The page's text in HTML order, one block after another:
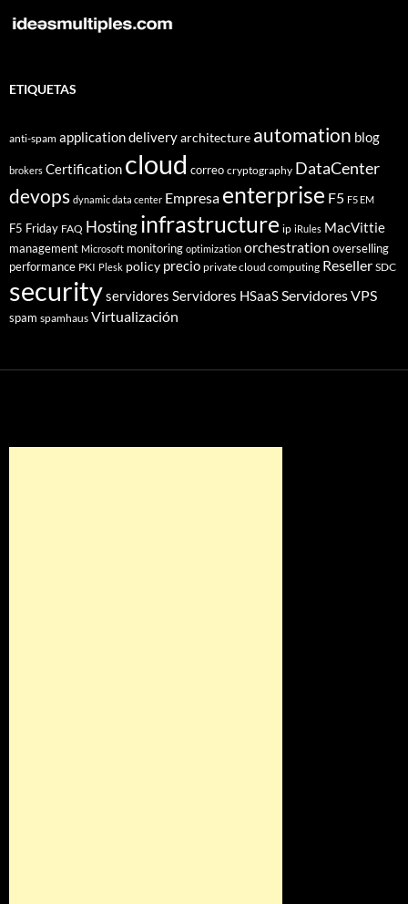
ETIQUETAS
anti-spam application deliveryarchitecture automation blog
brokers Certification cloud correo cryptography DataCenter
devops dynamic data center Empresa enterprise F5 F5 EM
F5 Friday FAQ Hostinginfrastructure ip iRules MacVittie
management Microsoft monitoring optimization orchestration overselling
performance PKI Plesk policy precio private cloud computing Reseller SDC
securityservidores Servidores HSaaSServidores VPS
spam spamhaus Virtualización